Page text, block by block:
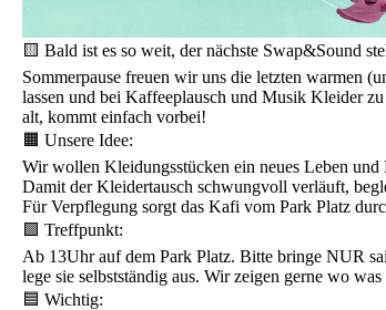
🟨 Bald ist es so weit, der nächste Swap&Sound
Sommerpause freuen wir uns die letzten warmen
lassen und bei Kaffeeplausch und Musik Kleider
alt, kommt einfach vorbei!
🟧 Unsere Idee:
Wir wollen Kleidungsstücken ein neues Leben und
Damit der Kleidertausch schwungvoll verläuft,
Für Verpflegung sorgt das Kafi vom Park Platz
🟩 Treffpunkt:
Ab 13Uhr auf dem Park Platz. Bitte bringe NUR
lege sie selbstständig aus. Wir zeigen gerne wo
🟦 Wichtig: